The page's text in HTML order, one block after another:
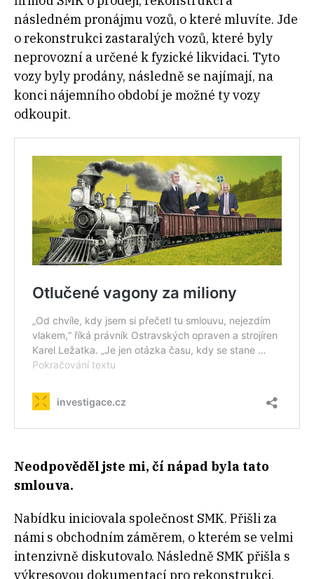
následném pronájmu vozů, o které mluvíte. Jde
o rekonstrukci zastaralých vozů, které byly
neprovozní a určené k fyzické likvidaci. Tyto
vozy byly prodány, následně se najímají, na
konci nájemního období je možné ty vozy
odkoupit.
Neodpověděl jste mi, čí nápad byla tato
smlouva.
Nabídku iniciovala společnost SMK. Přišli za
námi s obchodním záměrem, o kterém se velmi
intenzivně diskutovalo. Následně SMK přišla s
výkresovou dokumentací pro rekonstrukci,